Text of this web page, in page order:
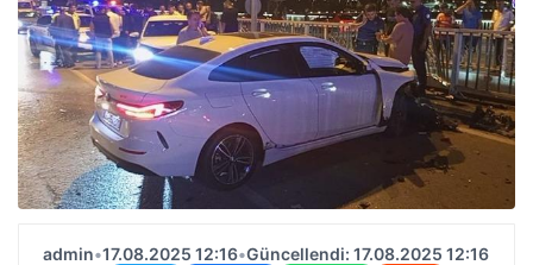
admin•17.08.2025 12:16•Güncellendi: 17.08.2025 12:16